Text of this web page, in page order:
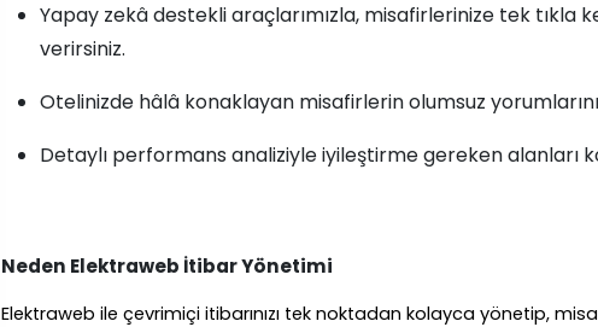
Yapay zekâ destekli araçlarımızla, misafirlerinize tek tıkla
verirsiniz.
Otelinizde hâlâ konaklayan misafirlerin olumsuz
Detaylı performans analiziyle iyileştirme gereken alanları
Neden Elektraweb İtibar Yönetimi
Elektraweb ile çevrimiçi itibarınızı tek noktadan kolayca yönetip,